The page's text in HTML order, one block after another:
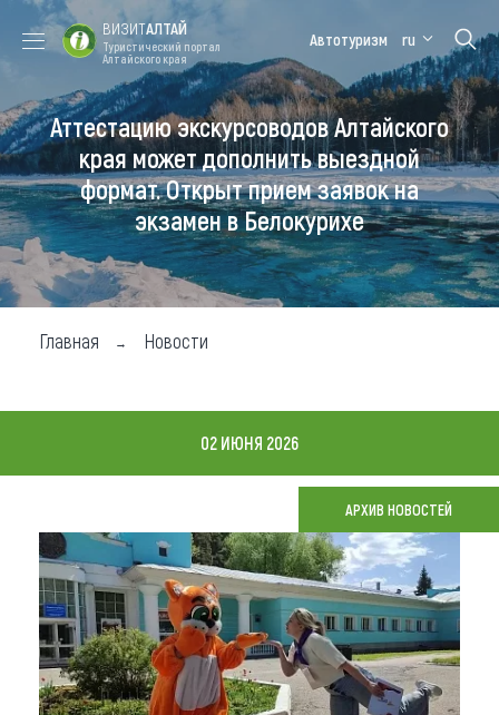
Форум VISIT
ALTAI
Цветение
маральника
Медицинский
форум
Алтайская
зимовка
Туры
Где побывать
Чем заняться
Где остановиться
Что привезти (сувениры)
О регионе
Коллекция впечатлений
Другие рубрики
ВИЗИТАЛТАЙ
Туристический портал
Алтайского края
Автотуризм ru
Аттестацию экскурсоводов Алтайского
края может дополнить выездной
формат. Открыт прием заявок на
экзамен в Белокурихе
Главная Новости
02 ИЮНЯ 2026
АРХИВ НОВОСТЕЙ